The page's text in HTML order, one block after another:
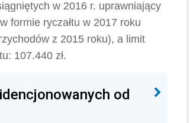
w 2016 r. uprawniający
formie ryczałtu w 2017 roku
z 2015 roku), a limit
107.440 zł.
od